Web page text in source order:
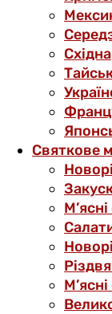
Східна
Святкове